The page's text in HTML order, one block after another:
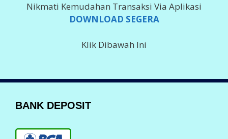
Nikmati Kemudahan Transaksi Via Aplikasi
DOWNLOAD SEGERA
Klik Dibawah Ini
BANK DEPOSIT